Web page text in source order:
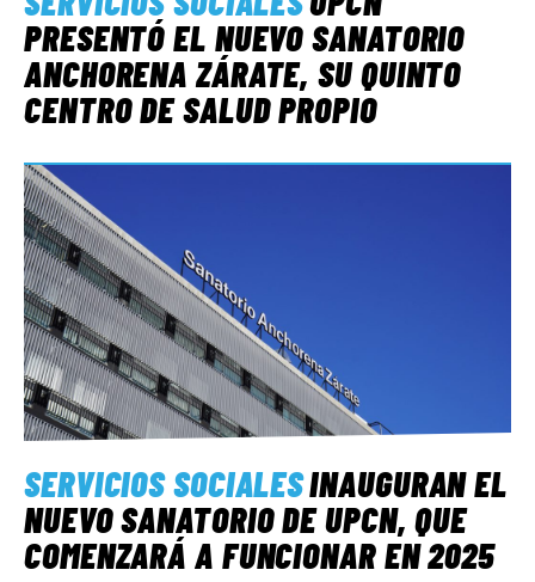
PRESENTÓ EL NUEVO SANATORIO
ANCHORENA ZÁRATE, SU QUINTO
CENTRO DE SALUD PROPIO
SERVICIOS SOCIALESINAUGURAN EL
NUEVO SANATORIO DE UPCN, QUE
COMENZARÁ A FUNCIONAR EN 2025